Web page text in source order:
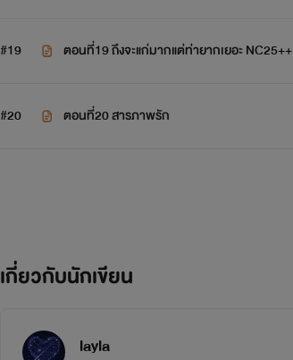
#19 ตอนที่19 ถึงจะแก่มากแต่ท่ายากเยอะ NC25++
#20 ตอนที่20 สารภาพรัก
เกี่ยวกับนักเขียน
layla